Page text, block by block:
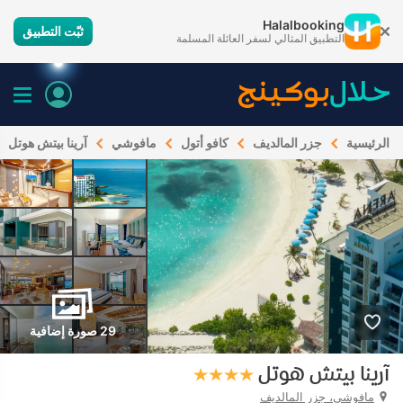
Halalbooking
التطبيق المثالي لسفر العائلة المسلمة ثبّت التطبيق
الرئيسية جزر المالديف كافو أتول مافوشي آرينا بيتش هوتل
29 صورة إضافية
آرينا بيتش هوتل
مافوشي، جزر المالديف